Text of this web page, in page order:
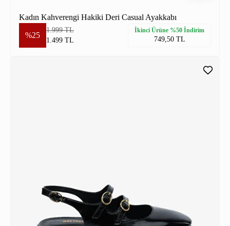
Kadın Kahverengi Hakiki Deri Casual Ayakkabı
%25
1.999 TL
1.499 TL
İkinci Ürüne %50 İndirim
749,50 TL